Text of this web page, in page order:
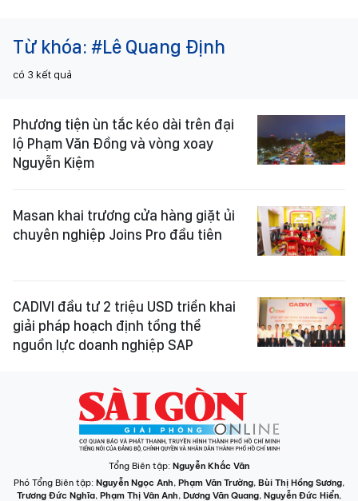
Từ khóa: #Lê Quang Định
có 3 kết quả
Phương tiện ùn tắc kéo dài trên đại
lộ Phạm Văn Đồng và vòng xoay
Nguyễn Kiệm
Masan khai trương cửa hàng giặt ủi
chuyên nghiệp Joins Pro đầu tiên
CADIVI đầu tư 2 triệu USD triển khai
giải pháp hoạch định tổng thể
nguồn lực doanh nghiệp SAP
Tổng Biên tập: Nguyễn Khắc Văn
Phó Tổng Biên tập: Nguyễn Ngọc Anh, Phạm Văn Trường, Bùi Thị Hồng Sương,
Trương Đức Nghĩa, Phạm Thị Vân Anh, Dương Văn Quang, Nguyễn Đức Hiển,